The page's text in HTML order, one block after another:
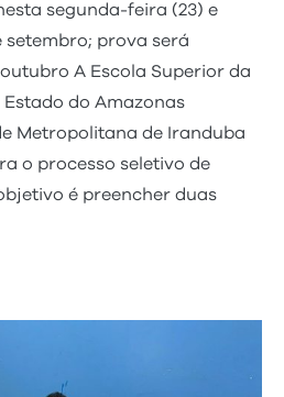
segunda-feira (23) e
setembro; prova será
A Escola Superior da
do Amazonas
Metropolitana de Iranduba
o processo seletivo de
é preencher duas